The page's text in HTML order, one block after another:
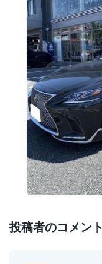
投稿者のコメント